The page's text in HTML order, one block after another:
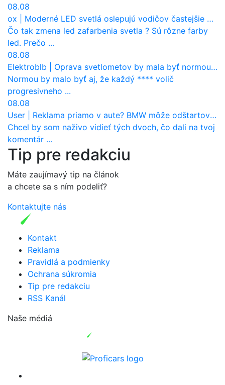
08.08
ox
Moderné LED svetlá oslepujú vodičov častejšie než staré halogény
Čo tak zmena led zafarbenia svetla ? Sú rôzne farby
led. Prečo ...
08.08
Elektroblb
Oprava svetlometov by mala byť normou. Jeden nový dnes stojí priemerne 1251 eur!
Normou by malo byť aj, že každý **** volič
progresivneho ...
08.08
User
Reklama priamo v aute? BMW môže odštartovať nový trend
Chcel by som naživo vidieť tých dvoch, čo dali na tvoj
komentár ...
Tip pre redakciu
Máte zaujímavý tip na článok
a chcete sa s ním podeliť?
Kontaktujte nás
Kontakt
Reklama
Pravidlá a podmienky
Ochrana súkromia
Tip pre redakciu
RSS Kanál
Naše médiá